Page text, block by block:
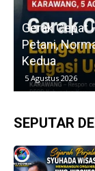
Gerak Cepat
Petani,
Kedua
5 Agustus 2026
SEPUTAR